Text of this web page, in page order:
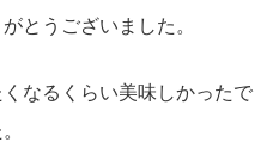
とうございました。
なるくらい美味しかったで